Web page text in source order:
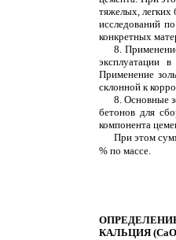
тяжелых, легких
исследований
конкретных
8.
эксплуатации
Применение
склонной к
8. Основные
бетонов для
компонента
При этом
% по массе.
КАЛЬЦИЯ (СаО